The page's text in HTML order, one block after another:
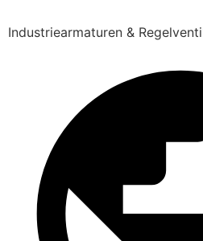
Industriearmaturen &